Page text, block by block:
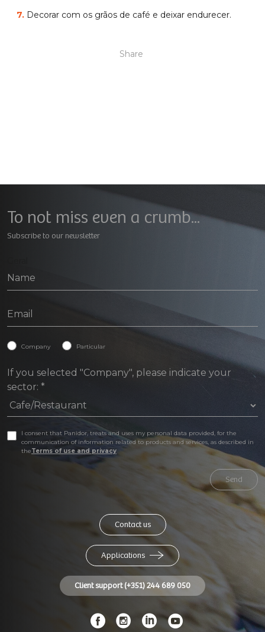
7. Decorar com os grãos de café e deixar endurecer.
Share
To not miss even a crumb...
Subscribe to our newsletter
Company Particular
If you selected "Company", please indicate your
sector: *
I consent that Panidor, treats and uses my personal data provided, for the
communication of information related to products and services, as described in
theTerms of use and privacy
Send
Contact us
Applications
Client support (+351) 244 689 050